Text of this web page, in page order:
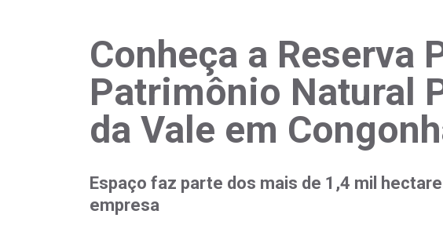
Conheça a Reserva
Patrimônio Natural
da Vale em
Espaço faz parte dos mais de 1,4 mil
empresa